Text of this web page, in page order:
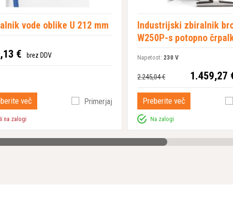
vode oblike U 212 mm
€ brez DDV
več Primerjaj
na zalogi
Industrijski zbiralnik
W250P-s potopno
Napetost: 230 V
2.245,04 € 1.459,27
Preberite več
Na zalogi